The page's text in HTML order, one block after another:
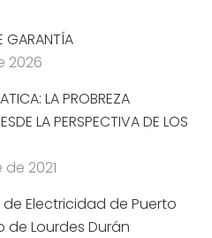
GARANTÍA
2026
LA PROBREZA
LA PERSPECTIVA DE LOS
2021
Electricidad de Puerto
de Lourdes Durán